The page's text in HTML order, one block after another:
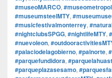
#museoMARCO,
#museumsteelMTY,
#musicfestivalmonterrey,
#nightclubsSPGG, #nightlifeMTY,
#nuevoleon,
#palaciodelagobierno, #palnorte,
#parquefundidora,
#parqueplazasesamo,